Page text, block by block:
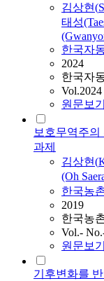
김상현(
태성
한국자
2024
한국자
Vol.2024
원문보기
보호무역주의
과제
김상현(
(Oh
한국농
2019
한국농
Vol.-
원문보기
기후변화를